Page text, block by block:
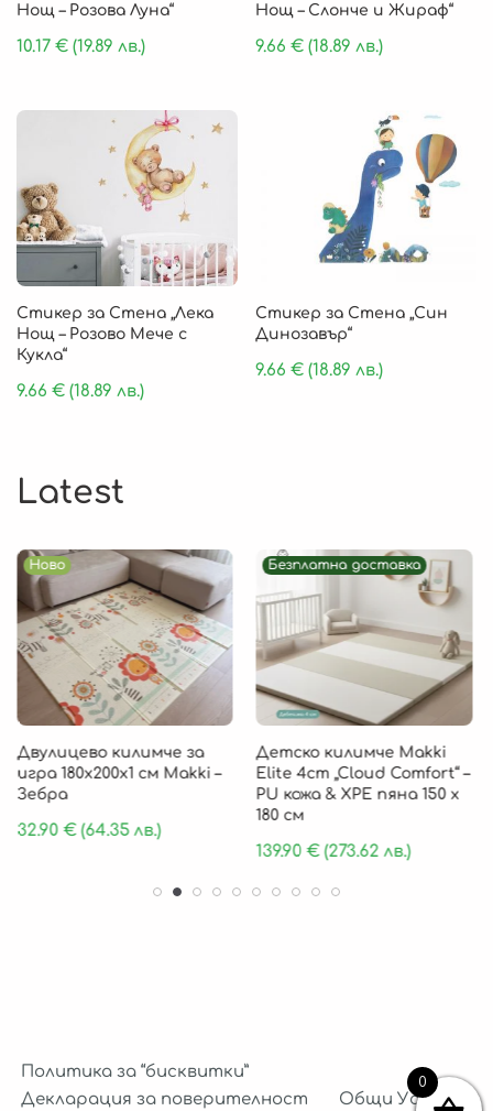
Нощ – Розова Луна“
10.17 € (19.89 лв.)
Нощ – Слонче и Жираф“
9.66€ (18.89 лв.)
Стикер за Стена „Лека
Нощ – Розово Мече с
Кукла“
9.66 € (18.89 лв.)
Стикер за Стена „Син
Динозавър“
9.66€ (18.89 лв.)
Latest
Ново
Двулицево килимче за
игра 180х200х1 см Makki –
Зебра
32.90 €(64.35 лв.)
Безплатна доставка
Детско килимче Makki
Elite 4cm „Cloud Comfort“ –
PU кожа & XPE пяна 150 х
180 см
139.90€(273.62 лв.)
Политика за “бисквитки”
Декларация за поверителност
Общи Условия
0